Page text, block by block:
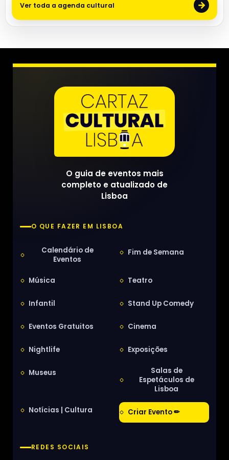
Ver toda a agenda cultural →
O guia de eventos mais
completo e atualizado de
Lisboa
O QUE FAZER EM LISBOA
Calendário de
Eventos
Fim de Semana
Música Teatro
Infantil Stand Up Comedy
Eventos Gratuitos Cinema
Nightlife Exposições
Museus
Salas de
Espetáculos de
Lisboa
Notícias | Cultura Criar Evento ✏
REDES SOCIAIS